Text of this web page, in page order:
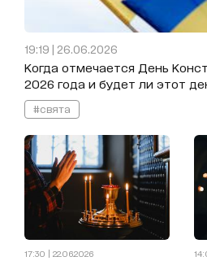
19:19 | 26.06.2026
Когда отмечается День
2026 года и будет ли этот
#свята
17:30 | 22.06.2026